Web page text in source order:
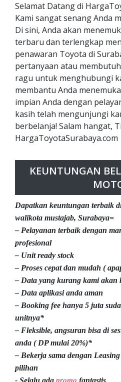
Selamat Datang di
Kami sangat senang Anda
Di sini, Anda akan
terbaru dan terlengkap
penawaran Toyota di
pertanyaan atau
ragu untuk menghubungi
membantu Anda
impian Anda dengan
kasih telah mengunjungi
berbelanja! Salam hangat,
HargaToyotaSurabaya.com
KEUNTUNGAN
Dapatkan keuntungan terbaik
walikota mustajab, Surabaya=
– Pelayanan terbaik dengan
profesional
– Unit ready stock
– Proses cepat dan mudah (
– Data yang kurang kami akan
– Data aplikasi anda aman
– Booking fee hanya 5 juta
unitnya*
– Fleksible, angsuran bisa di
anda ( DP mulai 20%)*
– Bekerja sama dengan
pilihan
- Selalu ada
fantastis